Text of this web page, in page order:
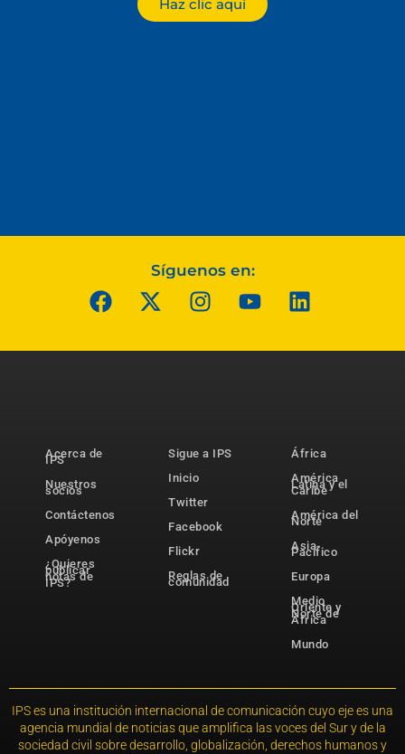
Haz clic aquí
Síguenos en:
Acerca de
IPS
Nuestros
socios
Contáctenos
Apóyenos
¿Quieres
publicar
notas de
IPS?
Sigue a IPS
Inicio
Twitter
Facebook
Flickr
Reglas de
comunidad
África
América
Latina y el
Caribe
América del
Norte
Asia-
Pacífico
Europa
Medio
Oriente y
Norte de
África
Mundo
IPS es una institución internacional de comunicación cuyo eje es una
agencia mundial de noticias que amplifica las voces del Sur y de la
sociedad civil sobre desarrollo, globalización, derechos humanos y